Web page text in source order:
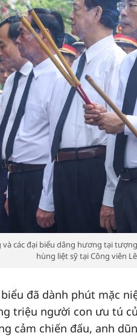
các đại biểu dâng hương tại
hùng liệt sỹ tại Công viên
đã dành phút mặc
triệu người con ưu tú
cảm chiến đấu, anh